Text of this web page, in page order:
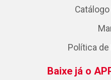
Política
Baixe já o